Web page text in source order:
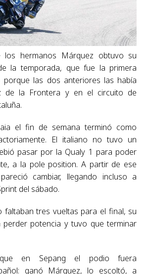
hermanos Márquez obtuvo su
la temporada, que fue la primera
porque las dos anteriores las había
de la Frontera y en el circuito de
el fin de semana terminó como
El italiano no tuvo un
pasar por la Qualy 1 para poder
a la pole position. A partir de ese
cambiar, llegando incluso a
del sábado.
faltaban tres vueltas para el final, su
potencia y tuvo que terminar
en Sepang el podio fuera
ganó Márquez, lo escoltó, a